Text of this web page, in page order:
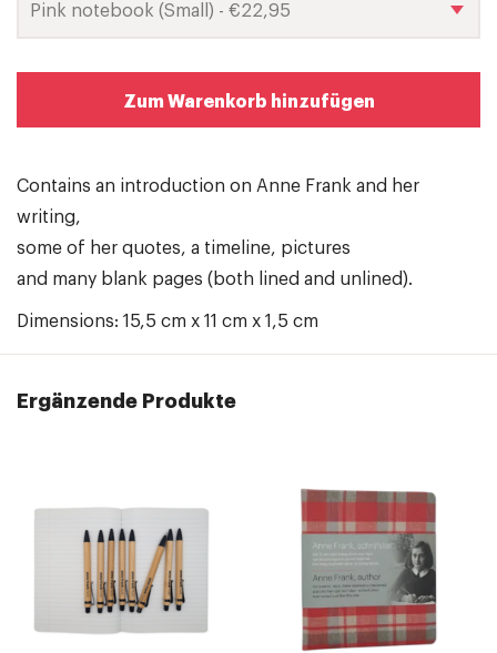
Zum Warenkorb hinzufügen
Contains an introduction on Anne Frank and her
writing,
some of her quotes, a timeline, pictures
and many blank pages (both lined and unlined).
Dimensions: 15,5 cm x 11 cm x 1,5 cm
Ergänzende Produkte